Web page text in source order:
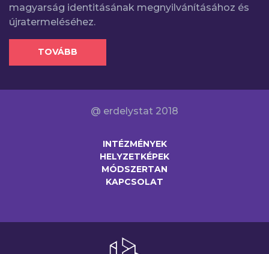
magyarság identitásának megnyilvánításához és
újratermeléséhez.
TOVÁBB
@ erdelystat 2018
INTÉZMÉNYEK
HELYZETKÉPEK
MÓDSZERTAN
KAPCSOLAT